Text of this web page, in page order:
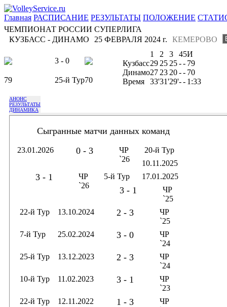
Главная РАСПИСАНИЕ РЕЗУЛЬТАТЫ ПОЛОЖЕНИЕ
ЧЕМПИОНАТ РОССИИ СУПЕРЛИГА
КУЗБАСС - ДИНАМО
КЕМЕРОВО
25 ФЕВРАЛЯ 2024 г.
3 - 0
79 25-й Тур70
1 2 3 45И
Кузбасс29 25 25-- 79
Динамо27 23 20-- 70
Время
33'31'29'-- 1:33
АНОНС
РЕЗУЛЬТАТЫ
ДИНАМИКА
Сыгранные матчи данных команд
23.01.2026 0 - 3
ЧР
`26
20-й Тур
10.11.2025
3 - 1
ЧР
`26
5-й Тур 17.01.2025
3 - 1
ЧР
`25
22-й Тур
13.10.2024 2 - 3
ЧР
`25
7-й Тур
25.02.2024 3 - 0
ЧР
`24
25-й Тур
13.12.2023 2 - 3
ЧР
`24
10-й Тур
11.02.2023 3 - 1
ЧР
`23
22-й Тур
12.11.2022 1 - 3
ЧР